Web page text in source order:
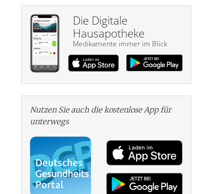
Die Digitale
Hausapotheke
Medikamente immer im Blick
Nutzen Sie auch die kosten­lose App für
unterwegs